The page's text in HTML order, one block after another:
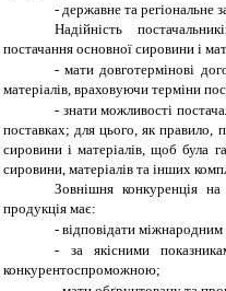
- державне та регіональне
Надійність
постачання основної сировини і
- мати довготермінові
матеріалів, враховуючи терміни
- знати можливості
поставках; для цього, як правило,
сировини і матеріалів, щоб була
сировини, матеріалів та інших
Зовнішня конкуренція
продукція має:
- відповідати
-
за якісними
конкурентоспроможною;